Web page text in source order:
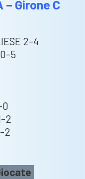
Girone C
2-4
0-5
0
2
2